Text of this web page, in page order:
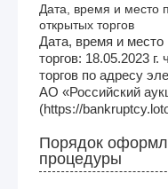
Дата, время и место
открытых торгов
Дата, время и место
торгов: 18.05.2023
торгов по адресу
АО «Российский
(https://
Порядок
процедуры